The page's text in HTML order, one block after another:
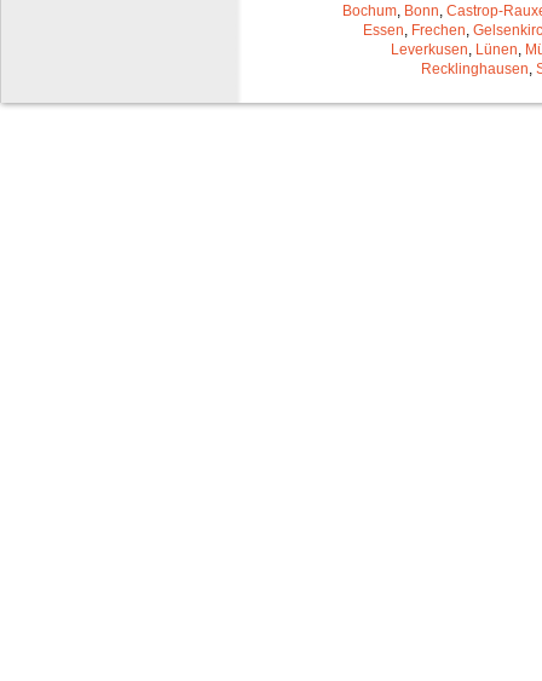
Bochum, Bonn, Castrop-
Essen, Frechen,
Leverkusen, Lünen,
Recklinghausen,